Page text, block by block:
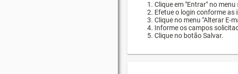
Clique em "Entrar" no menu
Efetue o login conforme as
Clique no menu "Alterar E-
Informe os campos
Clique no botão Salvar.